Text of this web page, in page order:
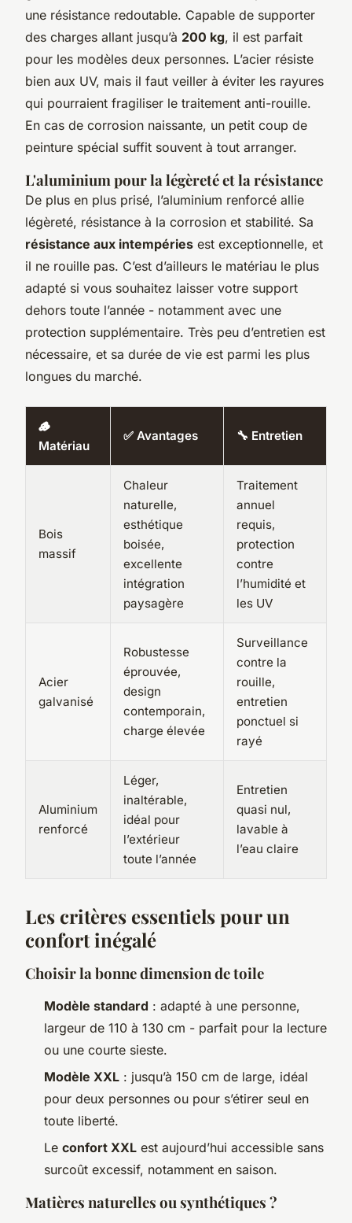
une résistance redoutable. Capable de supporter
des charges allant jusqu’à 200 kg, il est parfait
pour les modèles deux personnes. L’acier résiste
bien aux UV, mais il faut veiller à éviter les rayures
qui pourraient fragiliser le traitement anti-rouille.
En cas de corrosion naissante, un petit coup de
peinture spécial suffit souvent à tout arranger.
L'aluminium pour la légèreté et la résistance
De plus en plus prisé, l’aluminium renforcé allie
légèreté, résistance à la corrosion et stabilité. Sa
résistance aux intempéries est exceptionnelle, et
il ne rouille pas. C’est d’ailleurs le matériau le plus
adapté si vous souhaitez laisser votre support
dehors toute l’année - notamment avec une
protection supplémentaire. Très peu d’entretien est
nécessaire, et sa durée de vie est parmi les plus
longues du marché.
🪵
Matériau
✅ Avantages 🔧 Entretien
Bois
massif
Chaleur
naturelle,
esthétique
boisée,
excellente
intégration
paysagère
Traitement
annuel
requis,
protection
contre
l’humidité et
les UV
Acier
galvanisé
Robustesse
éprouvée,
design
contemporain,
charge élevée
Surveillance
contre la
rouille,
entretien
ponctuel si
rayé
Aluminium
renforcé
Léger,
inaltérable,
idéal pour
l’extérieur
toute l’année
Entretien
quasi nul,
lavable à
l’eau claire
Les critères essentiels pour un
confort inégalé
Choisir la bonne dimension de toile
Modèle standard : adapté à une personne,
largeur de 110 à 130 cm - parfait pour la lecture
ou une courte sieste.
Modèle XXL : jusqu’à 150 cm de large, idéal
pour deux personnes ou pour s’étirer seul en
toute liberté.
Le confort XXL est aujourd’hui accessible sans
surcoût excessif, notamment en saison.
Matières naturelles ou synthétiques ?